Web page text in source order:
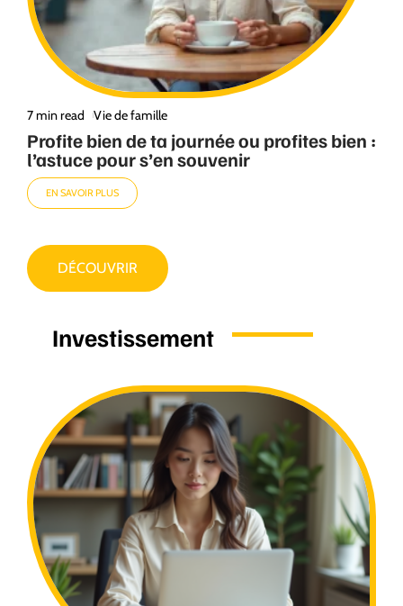
7 min read Vie de famille
Profite bien de ta journée ou profites bien :
l’astuce pour s’en souvenir
EN SAVOIR PLUS
DÉCOUVRIR
Investissement